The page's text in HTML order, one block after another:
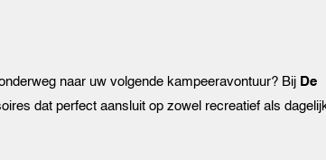
naar uw volgende kampeeravontuur? Bij De
dat perfect aansluit op zowel recreatief als